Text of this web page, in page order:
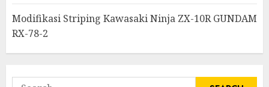
Modifikasi Striping Kawasaki Ninja ZX-10R GUNDAM
RX-78-2
Search